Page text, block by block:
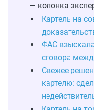
— колонка
Картель на
ФАС
сговора
Свежее
картелю: